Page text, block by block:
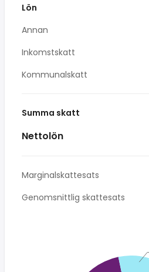
Lön
Annan
Inkomstskatt
Kommunalskatt
Summa skatt
Nettolön
Marginalskattesats
Genomsnittlig skattesats